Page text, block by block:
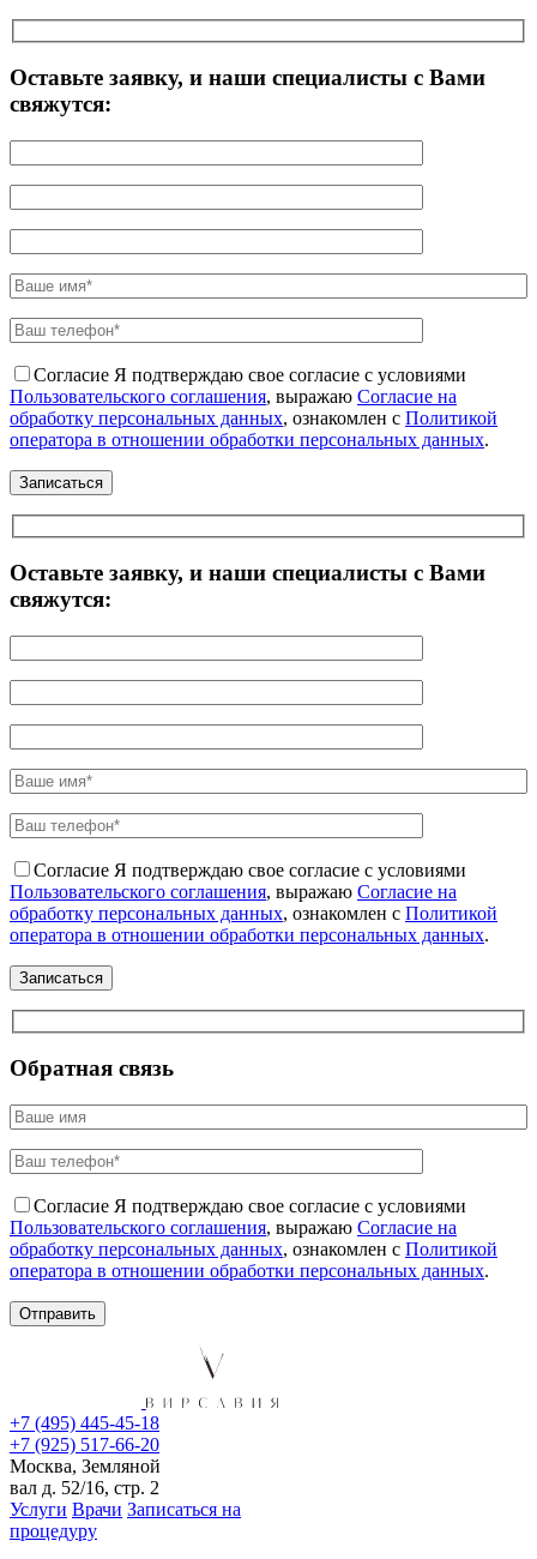
Оставьте заявку, и наши специалисты с Вами
свяжутся:
Согласие Я подтверждаю свое согласие с условиями
Пользовательского соглашения, выражаю Согласие на
обработку персональных данных, ознакомлен с Политикой
оператора в отношении обработки персональных данных.
Оставьте заявку, и наши специалисты с Вами
свяжутся:
Согласие Я подтверждаю свое согласие с условиями
Пользовательского соглашения, выражаю Согласие на
обработку персональных данных, ознакомлен с Политикой
оператора в отношении обработки персональных данных.
Обратная связь
Согласие Я подтверждаю свое согласие с условиями
Пользовательского соглашения, выражаю Согласие на
обработку персональных данных, ознакомлен с Политикой
оператора в отношении обработки персональных данных.
+7 (495) 445-45-18
+7 (925) 517-66-20
Москва, Земляной
вал д. 52/16, стр. 2
Услуги Врачи Записаться на
процедуру